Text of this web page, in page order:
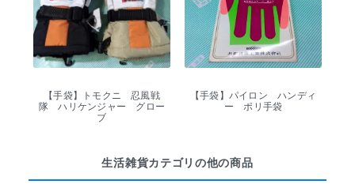
【手袋】トモクニ 忍風戦
隊 ハリケンジャー グロー
ブ
【手袋】パイロン ハンディ
ー ポリ手袋
生活雑貨カテゴリの他の商品